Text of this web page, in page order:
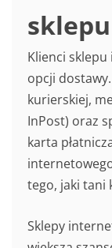
Klienci
opcji
kurierskiej,
InPost) oraz
karta
tego, jaki tani
Sklepy